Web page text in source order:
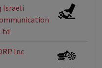
Israeli
Inc